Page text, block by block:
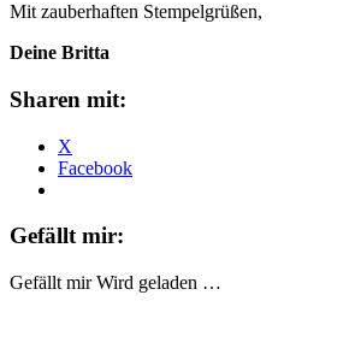
Mit zauberhaften Stempelgrüßen,
Deine Britta
Sharen mit:
X
Facebook
Gefällt mir:
Gefällt mir Wird geladen …